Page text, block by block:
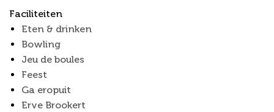
Faciliteiten
Eten & drinken
Bowling
Jeu de boules
Feest
Ga eropuit
Erve Brookert